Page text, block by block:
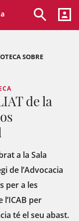
SOBRE
de la
a la Sala
de l’Advocacia
per a les
l’ICAB per
té el seu abast.